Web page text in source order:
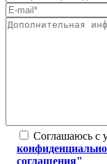
Соглашаюсь с
соглашения"